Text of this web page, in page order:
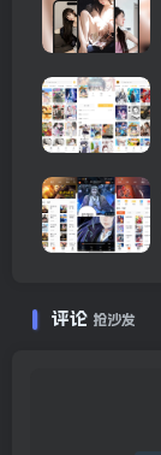
评论 抢沙发